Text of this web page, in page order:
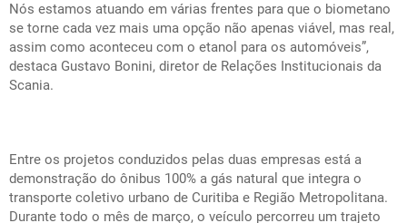
Nós estamos atuando em várias frentes para que o biometano
se torne cada vez mais uma opção não apenas viável, mas real,
assim como aconteceu com o etanol para os automóveis”,
destaca Gustavo Bonini, diretor de Relações Institucionais da
Scania.
Entre os projetos conduzidos pelas duas empresas está a
demonstração do ônibus 100% a gás natural que integra o
transporte coletivo urbano de Curitiba e Região Metropolitana.
Durante todo o mês de março, o veículo percorreu um trajeto